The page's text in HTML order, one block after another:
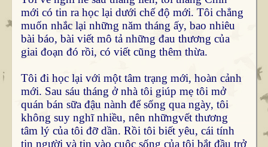
mới có tin ra học lại dưới chế độ mới. Tôi chẳng
muốn nhắc lại những năm tháng ấy, bao nhiêu
bài báo, bài viết mô tả những đau thương của
giai đoạn đó rồi, có viết cũng thêm thừa.
Tôi đi học lại với một tâm trạng mới, hoàn cảnh
mới. Sau sáu tháng ở nhà tôi giúp mẹ tôi mở
quán bán sữa đậu nành để sống qua ngày, tôi
không suy nghĩ nhiều, nên nhữngvết thương
tâm lý của tôi đỡ dần. Rồi tôi biết yêu, cái tính
tin người và tin vào cuộc sống của tôi bắt đầu trở